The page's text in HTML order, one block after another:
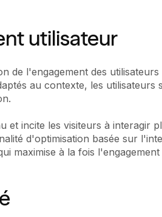
utilisateur
de l'engagement des utilisateurs
au contexte, les utilisateurs
et incite les visiteurs à interagir
d'optimisation basée sur
maximise à la fois l'engagement